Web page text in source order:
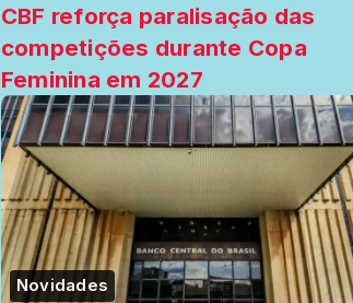
CBF reforça paralisação das
competições durante Copa
Feminina em 2027
Novidades